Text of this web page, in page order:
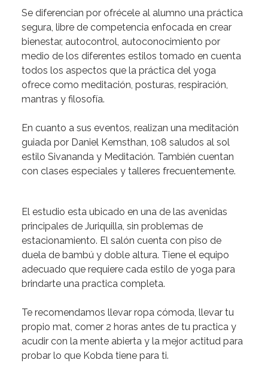
Se diferencian por ofrécele al alumno una práctica
segura, libre de competencia enfocada en crear
bienestar, autocontrol, autoconocimiento por
medio de los diferentes estilos tomado en cuenta
todos los aspectos que la práctica del yoga
ofrece como meditación, posturas, respiración,
mantras y filosofía.
En cuanto a sus eventos, realizan una meditación
guiada por Daniel Kemsthan, 108 saludos al sol
estilo Sivananda y Meditación. También cuentan
con clases especiales y talleres frecuentemente.
El estudio esta ubicado en una de las avenidas
principales de Juriquilla, sin problemas de
estacionamiento. El salón cuenta con piso de
duela de bambú y doble altura. Tiene el equipo
adecuado que requiere cada estilo de yoga para
brindarte una practica completa.
Te recomendamos llevar ropa cómoda, llevar tu
propio mat, comer 2 horas antes de tu practica y
acudir con la mente abierta y la mejor actitud para
probar lo que Kobda tiene para ti.